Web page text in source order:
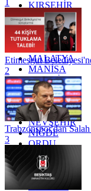
KIRŞEHİR
KOCAELİ
KONYA
KÜTAHYA
KİLİS
MALATYA
MANİSA
MARDİN
MERSİN
MUĞLA
MUŞ
NEVŞEHİR
NİĞDE
ORDU
OSMANİYE
RİZE
SAKARYA
Etimesgut
2
Trabzonspor'dan
3